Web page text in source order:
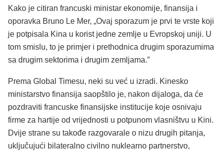
Kako je citiran francuski ministar ekonomije, finansija i
oporavka Bruno Le Mer, „Ovaj sporazum je prvi te vrste koji
je potpisala Kina u korist jedne zemlje u Evropskoj uniji. U
tom smislu, to je primjer i prethodnica drugim sporazumima
sa drugim sektorima i drugim zemljama.”
Prema Global Timesu, neki su već u izradi. Kinesko
ministarstvo finansija saopštilo je, nakon dijaloga, da će
pozdraviti francuske finansijske institucije koje osnivaju
firme za hartije od vrijednosti u potpunom vlasništvu u Kini.
Dvije strane su takođe razgovarale o nizu drugih pitanja,
uključujući bilateralno civilno nuklearno partnerstvo,